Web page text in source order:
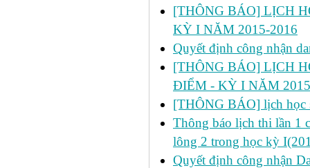
[THÔNG BÁO] LỊCH
KỲ I NĂM 2015-2016
Quyết định công nhận
[THÔNG BÁO] LỊCH
ĐIỂM - KỲ I NĂM
[THÔNG BÁO] lịch học
Thông báo lịch thi lần 1
lông 2 trong học kỳ
Quyết định công nhận